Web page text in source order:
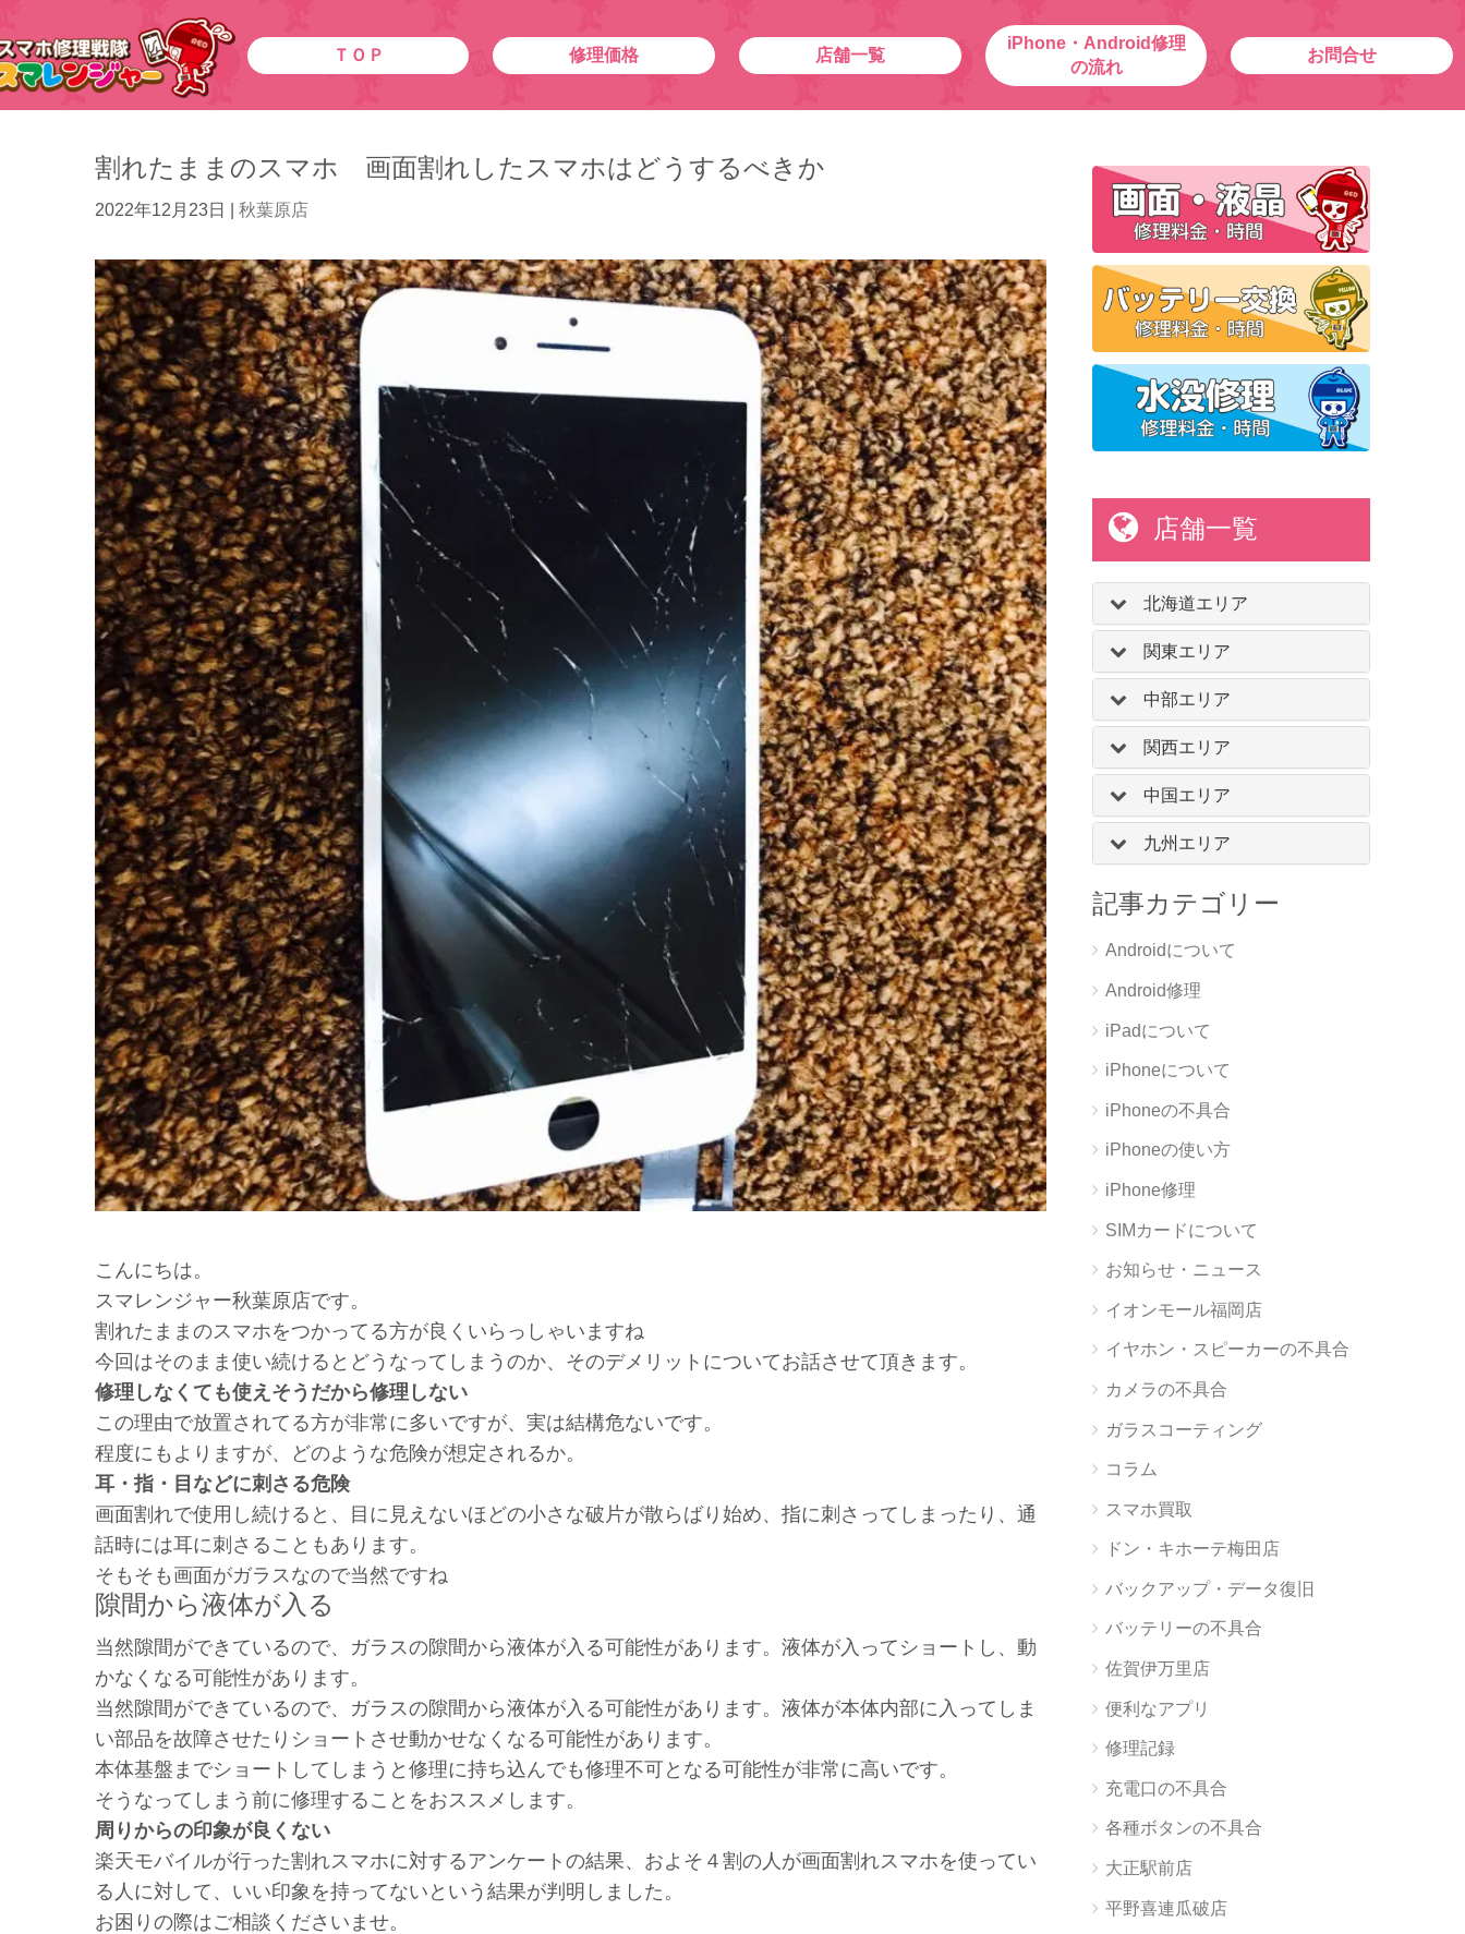
ＴＯＰ 修理価格 店舗一覧
iPhone・Android修理
の流れ
お問合せ
割れたままのスマホ 画面割れしたスマホはどうするべきか
2022年12月23日 秋葉原店
こんにちは。
スマレンジャー秋葉原店です。
割れたままのスマホをつかってる方が良くいらっしゃいますね
今回はそのまま使い続けるとどうなってしまうのか、そのデメリットについてお話させて頂きます。
修理しなくても使えそうだから修理しない
この理由で放置されてる方が非常に多いですが、実は結構危ないです。
程度にもよりますが、どのような危険が想定されるか。
耳・指・目などに刺さる危険
画面割れで使用し続けると、目に見えないほどの小さな破片が散らばり始め、指に刺さってしまったり、通
話時には耳に刺さることもあります。
そもそも画面がガラスなので当然ですね
隙間から液体が入る
当然隙間ができているので、ガラスの隙間から液体が入る可能性があります。液体が入ってショートし、動
かなくなる可能性があります。
当然隙間ができているので、ガラスの隙間から液体が入る可能性があります。液体が本体内部に入ってしま
い部品を故障させたりショートさせ動かせなくなる可能性があります。
本体基盤までショートしてしまうと修理に持ち込んでも修理不可となる可能性が非常に高いです。
そうなってしまう前に修理することをおススメします。
周りからの印象が良くない
楽天モバイルが行った割れスマホに対するアンケートの結果、およそ４割の人が画面割れスマホを使ってい
る人に対して、いい印象を持ってないという結果が判明しました。
お困りの際はご相談くださいませ。
店舗一覧
北海道エリア
関東エリア
中部エリア
関西エリア
中国エリア
九州エリア
記事カテゴリー
Androidについて
Android修理
iPadについて
iPhoneについて
iPhoneの不具合
iPhoneの使い方
iPhone修理
SIMカードについて
お知らせ・ニュース
イオンモール福岡店
イヤホン・スピーカーの不具合
カメラの不具合
ガラスコーティング
コラム
スマホ買取
ドン・キホーテ梅田店
バックアップ・データ復旧
バッテリーの不具合
佐賀伊万里店
便利なアプリ
修理記録
充電口の不具合
各種ボタンの不具合
大正駅前店
平野喜連瓜破店